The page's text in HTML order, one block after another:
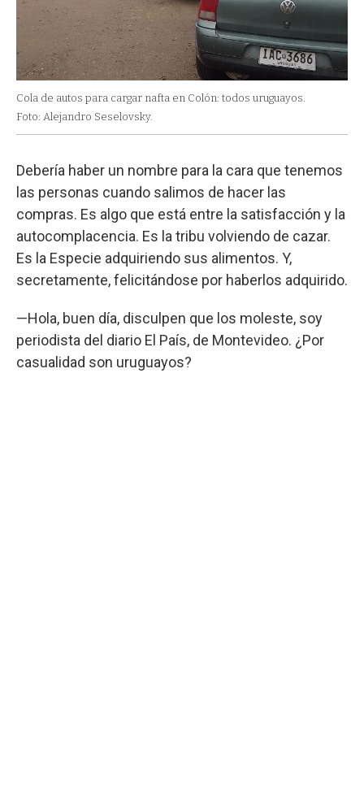
Cola de autos para cargar nafta en Colón: todos uruguayos.
Foto: Alejandro Seselovsky.
Debería haber un nombre para la cara que tenemos
las personas cuando salimos de hacer las
compras. Es algo que está entre la satisfacción y la
autocomplacencia. Es la tribu volviendo de cazar.
Es la Especie adquiriendo sus alimentos. Y,
secretamente, felicitándose por haberlos adquirido.
—Hola, buen día, disculpen que los moleste, soy
periodista del diario El País, de Montevideo. ¿Por
casualidad son uruguayos?